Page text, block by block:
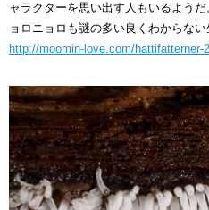
ャラクターを思い出す人もいるよう
ョロニョロも謎の多い良くわからない
http://moomin-love.com/hattifatterner-